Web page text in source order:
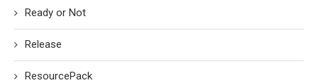
Ready or Not
Release
ResourcePack